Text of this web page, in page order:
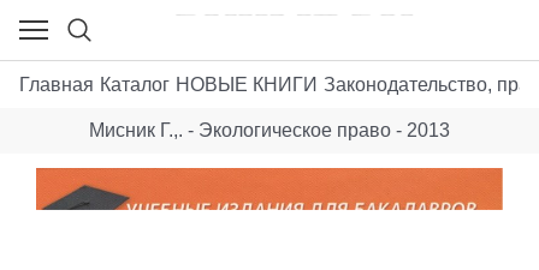
Главная Каталог НОВЫЕ КНИГИ Законодательство,
Мисник Г.,. - Экологическое право - 2013